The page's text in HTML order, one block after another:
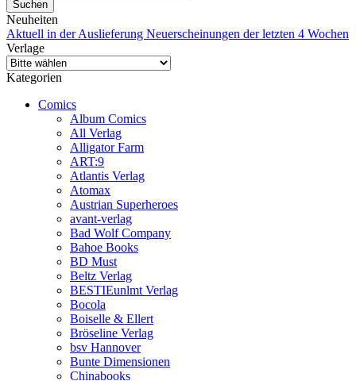
Neuheiten
Aktuell in der Auslieferung Neuerscheinungen der letzten 4 Wochen
Verlage
Kategorien
Comics
Album Comics
All Verlag
Alligator Farm
ART:9
Atlantis Verlag
Atomax
Austrian Superheroes
avant-verlag
Bad Wolf Company
Bahoe Books
BD Must
Beltz Verlag
BESTIEunlmt Verlag
Bocola
Boiselle & Ellert
Bröseline Verlag
bsv Hannover
Bunte Dimensionen
Chinabooks